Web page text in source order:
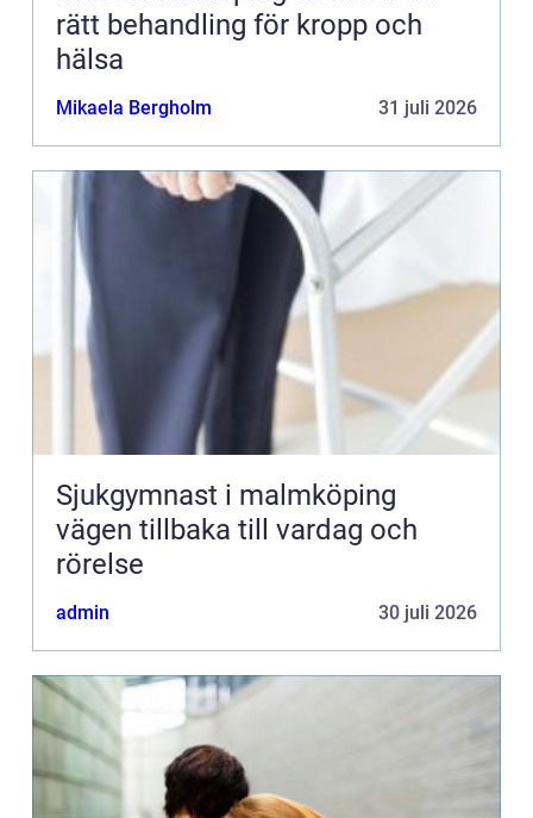
rätt behandling för kropp och
hälsa
Mikaela Bergholm 31 juli 2026
Sjukgymnast i malmköping
vägen tillbaka till vardag och
rörelse
admin 30 juli 2026